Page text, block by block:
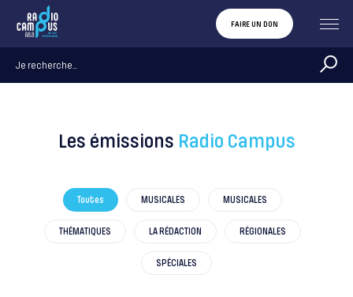
FAIRE UN DON
Les émissions Radio Campus
Toutes MUSICALES MUSICALES
THÉMATIQUES LA RÉDACTION RÉGIONALES
SPÉCIALES